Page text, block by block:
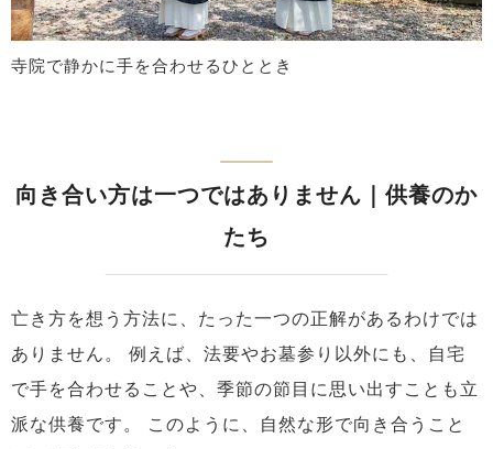
寺院で静かに手を合わせるひととき
向き合い方は一つではありません｜供養のか
たち
亡き方を想う方法に、たった一つの正解があるわけでは
ありません。
例えば、法要やお墓参り以外にも、自宅
で手を合わせることや、季節の節目に思い出すことも立
派な供養です。
このように、自然な形で向き合うこと